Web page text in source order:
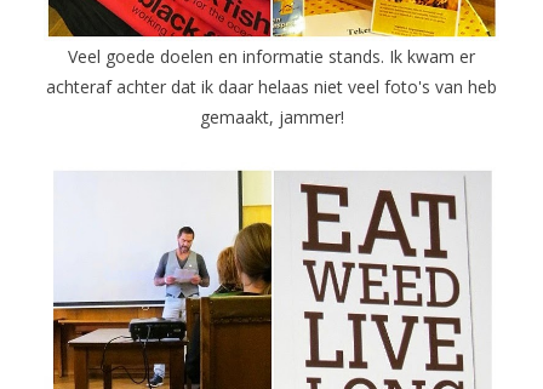
Veel goede doelen en informatie stands. Ik kwam er
achteraf achter dat ik daar helaas niet veel foto's van heb
gemaakt, jammer!